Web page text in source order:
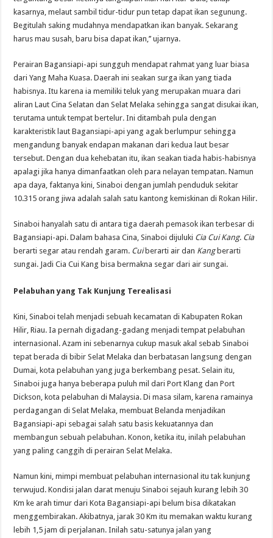
kasarnya, melaut sambil tidur-tidur pun tetap dapat ikan segunung.
Begitulah saking mudahnya mendapatkan ikan banyak. Sekarang
harus mau susah, baru bisa dapat ikan,’’ ujarnya.
Perairan Bagansiapi-api sungguh mendapat rahmat yang luar biasa
dari Yang Maha Kuasa. Daerah ini seakan surga ikan yang tiada
habisnya. Itu karena ia memiliki teluk yang merupakan muara dari
aliran Laut Cina Selatan dan Selat Melaka sehingga sangat disukai ikan,
terutama untuk tempat bertelur. Ini ditambah pula dengan
karakteristik laut Bagansiapi-api yang agak berlumpur sehingga
mengandung banyak endapan makanan dari kedua laut besar
tersebut. Dengan dua kehebatan itu, ikan seakan tiada habis-habisnya
apalagi jika hanya dimanfaatkan oleh para nelayan tempatan. Namun
apa daya, faktanya kini, Sinaboi dengan jumlah penduduk sekitar
10.315 orang jiwa adalah salah satu kantong kemiskinan di Rokan Hilir.
Sinaboi hanyalah satu di antara tiga daerah pemasok ikan terbesar di
Bagansiapi-api. Dalam bahasa Cina, Sinaboi dijuluki Cia Cui Kang. Cia
berarti segar atau rendah garam. Cuiberarti air dan Kangberarti
sungai. Jadi Cia Cui Kang bisa bermakna segar dari air sungai.
Pelabuhan yang Tak Kunjung Terealisasi
Kini, Sinaboi telah menjadi sebuah kecamatan di Kabupaten Rokan
Hilir, Riau. Ia pernah digadang-gadang menjadi tempat pelabuhan
internasional. Azam ini sebenarnya cukup masuk akal sebab Sinaboi
tepat berada di bibir Selat Melaka dan berbatasan langsung dengan
Dumai, kota pelabuhan yang juga berkembang pesat. Selain itu,
Sinaboi juga hanya beberapa puluh mil dari Port Klang dan Port
Dickson, kota pelabuhan di Malaysia. Di masa silam, karena ramainya
perdagangan di Selat Melaka, membuat Belanda menjadikan
Bagansiapi-api sebagai salah satu basis kekuatannya dan
membangun sebuah pelabuhan. Konon, ketika itu, inilah pelabuhan
yang paling canggih di perairan Selat Melaka.
Namun kini, mimpi membuat pelabuhan internasional itu tak kunjung
terwujud. Kondisi jalan darat menuju Sinaboi sejauh kurang lebih 30
Km ke arah timur dari Kota Bagansiapi-api belum bisa dikatakan
menggembirakan. Akibatnya, jarak 30 Km itu memakan waktu kurang
lebih 1,5 jam di perjalanan. Inilah satu-satunya jalan yang